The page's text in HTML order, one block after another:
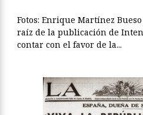
Fotos: Enrique Martínez
raíz de la publicación de
contar con el favor de la...